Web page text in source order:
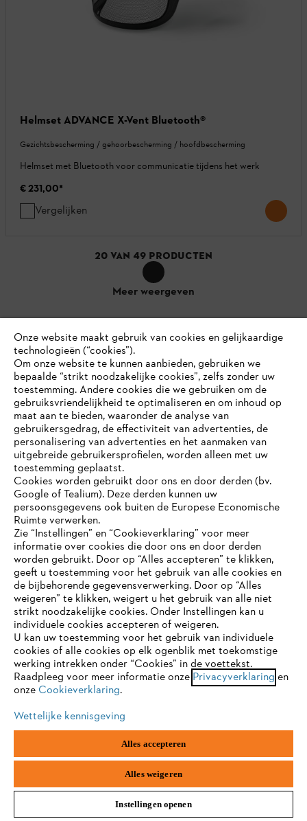
Helmset ADVANCE X-Vent Bluetooth®
Gezichtsbescherming / gehoorbescherming / hoofdbescherming
Helmset met Bluetooth voor communicatie tijdens het werk
€ 231,00*
Vergelijken
20 VAN 49 PRODUCTEN
Meer weergeven
Accessoires
Productaccessoires
Brandstoffen / oliën / smeermiddelen /
reinigingsmiddelen
JE BROWSER WORDT NIET
ONDERSTEUND
Je gebruikt een browser die we nog niet ondersteunen. Om
onze website optimaal te kunnen gebruiken, raden we aan dat
je overschakelt op één van de volgende browsers:
firefox
safari edge
Onze website maakt gebruik van cookies en gelijkaardige
technologieën (“cookies”).
Om onze website te kunnen aanbieden, gebruiken we
bepaalde “strikt noodzakelijke cookies”, zelfs zonder uw
toestemming. Andere cookies die we gebruiken om de
gebruiksvriendelijkheid te optimaliseren en om inhoud op
maat aan te bieden, waaronder de analyse van
gebruikersgedrag, de effectiviteit van advertenties, de
personalisering van advertenties en het aanmaken van
uitgebreide gebruikersprofielen, worden alleen met uw
toestemming geplaatst.
Cookies worden gebruikt door ons en door derden (bv.
Google of Tealium). Deze derden kunnen uw
persoonsgegevens ook buiten de Europese Economische
Ruimte verwerken.
Zie “Instellingen” en “Cookieverklaring” voor meer
informatie over cookies die door ons en door derden
worden gebruikt. Door op “Alles accepteren” te klikken,
geeft u toestemming voor het gebruik van alle cookies en
de bijbehorende gegevensverwerking. Door op “Alles
weigeren” te klikken, weigert u het gebruik van alle niet
strikt noodzakelijke cookies. Onder Instellingen kan u
individuele cookies accepteren of weigeren.
U kan uw toestemming voor het gebruik van individuele
cookies of alle cookies op elk ogenblik met toekomstige
werking intrekken onder “Cookies” in de voettekst.
Raadpleeg voor meer informatie onze Privacyverklaring en
onze Cookieverklaring.
Wettelijke kennisgeving
Alles accepteren
Alles weigeren
Instellingen openen